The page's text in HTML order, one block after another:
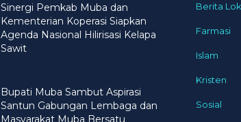
Sinergi Pemkab Muba dan
Kementerian Koperasi Siapkan
Agenda Nasional Hilirisasi Kelapa
Sawit
Bupati Muba Sambut Aspirasi
Santun Gabungan Lembaga dan
Masyarakat Muba Bersatu
Berita
Farmasi
Islam
Kristen
Sosial